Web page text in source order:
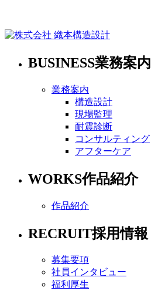
BUSINESS業務案内
業務案内
構造設計
現場監理
耐震診断
コンサルティング
アフターケア
WORKS作品紹介
作品紹介
RECRUIT採用情報
募集要項
社員インタビュー
福利厚生